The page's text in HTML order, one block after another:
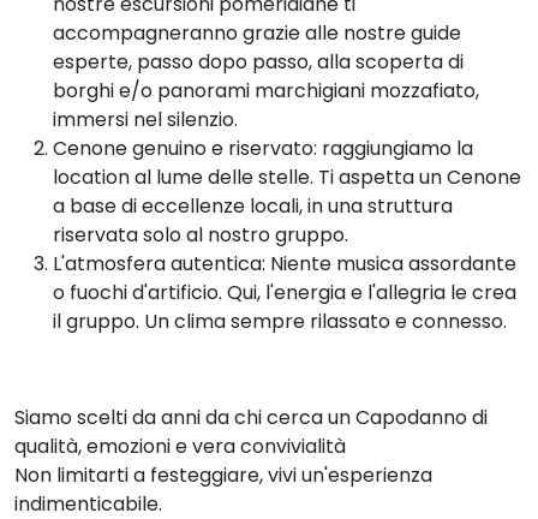
accompagneranno grazie alle nostre guide
esperte, passo dopo passo, alla scoperta di
borghi e/o panorami marchigiani mozzafiato,
immersi nel silenzio.
Cenone genuino e riservato: raggiungiamo la
location al lume delle stelle. Ti aspetta un Cenone
a base di eccellenze locali, in una struttura
riservata solo al nostro gruppo.
L'atmosfera autentica: Niente musica assordante
o fuochi d'artificio. Qui, l'energia e l'allegria le crea
il gruppo. Un clima sempre rilassato e connesso.
Siamo scelti da anni da chi cerca un Capodanno di
qualità, emozioni e vera convivialità
Non limitarti a festeggiare, vivi un'esperienza
indimenticabile.